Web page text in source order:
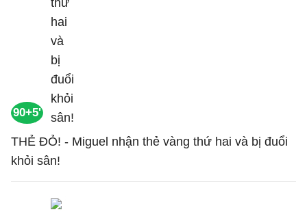
90+5'
THẺ ĐỎ! - Miguel nhận thẻ vàng thứ hai và bị đuổi
khỏi sân!